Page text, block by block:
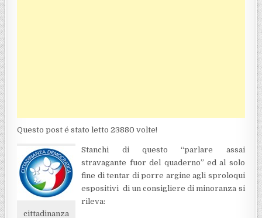
Questo post é stato letto 23880 volte!
cittadinanza
Stanchi di questo “parlare assai
stravagante fuor del quaderno” ed al solo
fine di tentar di porre argine agli sproloqui
espositivi di un consigliere di minoranza si
rileva: